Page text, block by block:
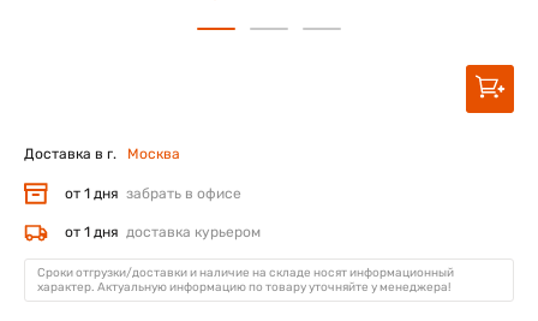
Доставка в г. Москва
от 1 дня забрать в офисе
от 1 дня доставка курьером
Сроки отгрузки/доставки и наличие на складе носят информационный
характер. Актуальную информацию по товару уточняйте у менеджера!